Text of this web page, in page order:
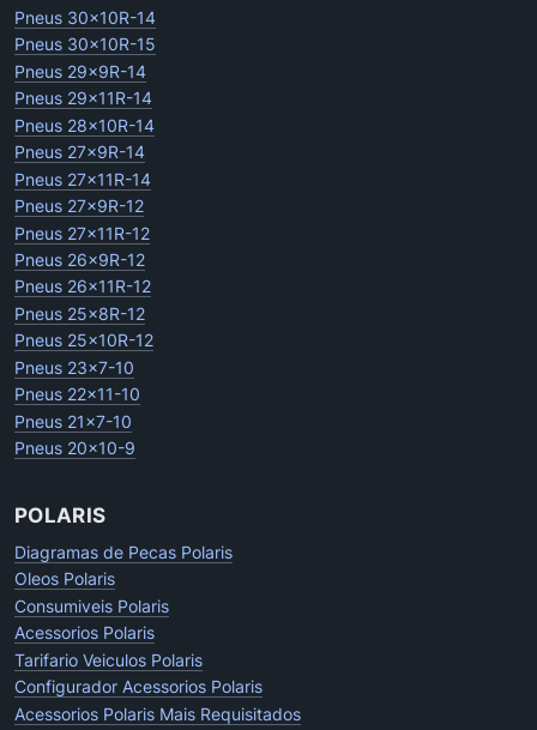
Pneus 30x10R-14
Pneus 30x10R-15
Pneus 29x9R-14
Pneus 29x11R-14
Pneus 28x10R-14
Pneus 27x9R-14
Pneus 27x11R-14
Pneus 27x9R-12
Pneus 27x11R-12
Pneus 26x9R-12
Pneus 26x11R-12
Pneus 25x8R-12
Pneus 25x10R-12
Pneus 23x7-10
Pneus 22x11-10
Pneus 21x7-10
Pneus 20x10-9
POLARIS
Diagramas de Pecas Polaris
Oleos Polaris
Consumiveis Polaris
Acessorios Polaris
Tarifario Veiculos Polaris
Configurador Acessorios Polaris
Acessorios Polaris Mais Requisitados